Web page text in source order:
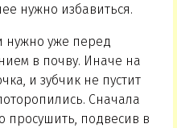
нужно избавиться.
нужно уже перед
в почву. Иначе на
и зубчик не пустит
Сначала
просушить, подвесив в